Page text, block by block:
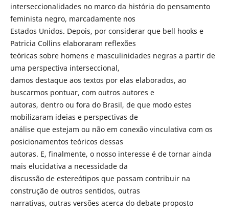
interseccionalidades no marco da história do pensamento
feminista negro, marcadamente nos
Estados Unidos. Depois, por considerar que bell hooks e
Patricia Collins elaboraram reflexões
teóricas sobre homens e masculinidades negras a partir de
uma perspectiva interseccional,
damos destaque aos textos por elas elaborados, ao
buscarmos pontuar, com outros autores e
autoras, dentro ou fora do Brasil, de que modo estes
mobilizaram ideias e perspectivas de
análise que estejam ou não em conexão vinculativa com os
posicionamentos teóricos dessas
autoras. E, finalmente, o nosso interesse é de tornar ainda
mais elucidativa a necessidade da
discussão de estereótipos que possam contribuir na
construção de outros sentidos, outras
narrativas, outras versões acerca do debate proposto